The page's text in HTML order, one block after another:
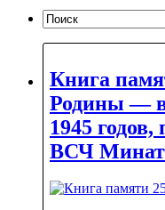
Книга
Родины —
1945
ВСЧ